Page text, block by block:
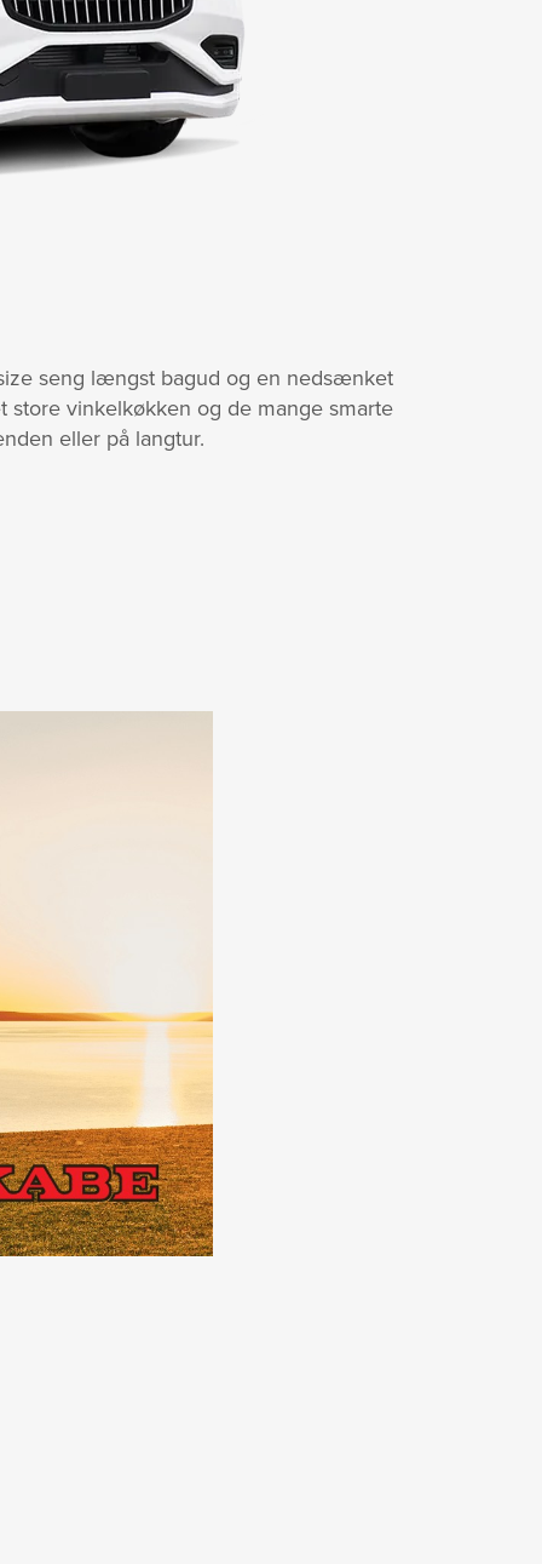
seng længst bagud og en nedsænket
vinkelkøkken og de mange smarte
eller på langtur.